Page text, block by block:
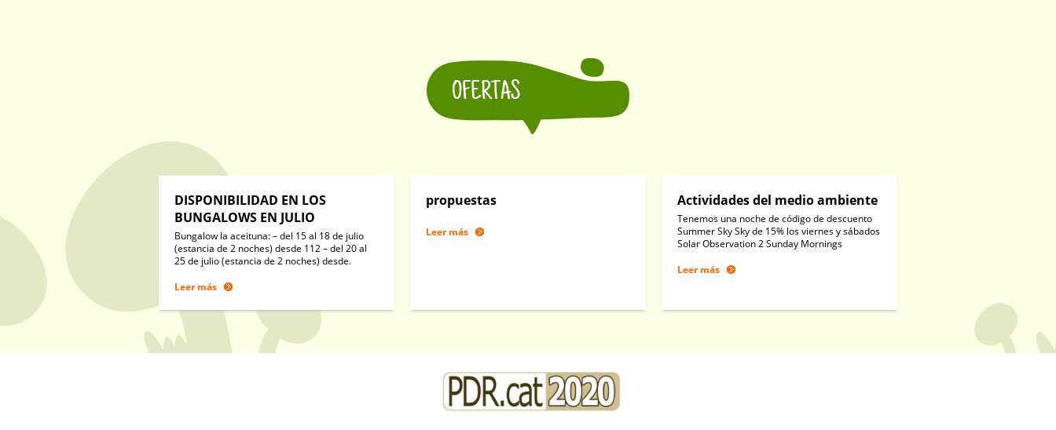
OFERTAS
DISPONIBILIDAD EN LOS
BUNGALOWS EN JULIO
Bungalow la aceituna: – del 15 al 18 de julio
(estancia de 2 noches) desde 112 – del 20 al
25 de julio (estancia de 2 noches) desde.
Leer más
propuestas
Leer más
Actividades del medio ambiente
Tenemos una noche de código de descuento
Summer Sky Sky de 15% los viernes y sábados
Solar Observation 2 Sunday Mornings
Leer más